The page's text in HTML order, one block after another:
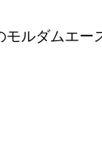
モルダムエー